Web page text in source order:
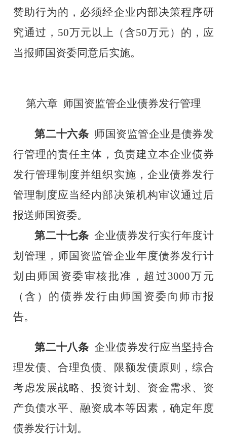
赞助行为的，必须经企业内部决策程序研
究通过 ， 50万元以上（含50万元） 的，应
当报师国资委同意后实施。
第六章 师国资监管企业债券发行管理
第二十六条 师国资监管企业是债券发
行管理的责任主体，负责建立本企业债券
发行管理制度并组织实施，企业债券发行
管理制度应当经内部决策机构审议通过后
报送师国资委。
第二十七条 企业债券发行实行年度计
划管理，师国资监管企业年度债券发行计
划由师国资委审核批准，超过3000万元
（含）的债券发行由师国资委向师市报
告。
第二十八条 企业债券发行应当坚持合
理发债、合理负债、限额发债原则，综合
考虑发展战略、投资计划、资金需求、资
产负债水平、融资成本等因素，确定年度
债券发行计划。